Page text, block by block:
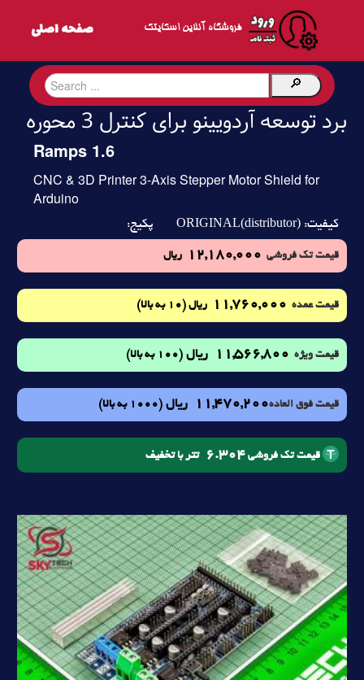
فروشگاه آنلاین اسکایتک
برد توسعه آردویینو برای کنترل 3 محوره
Ramps 1.6
CNC & 3D Printer 3-Axis Stepper Motor Shield for
Arduino
کیفیت: ORIGINAL(distributor) پکیج:
قیمت تک فروشی 12,180,000 ریال
قیمت عمده 11,760,000 ریال (10 به بالا)
قیمت ویژه 11,566,800 ریال (100 به بالا)
قیمت فوق العاده11,470,200 ریال (1000 به بالا)
قیمت تک فروشی 6.304 تتر با تخفیف